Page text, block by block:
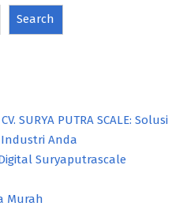
Search
SURYA PUTRA SCALE: Solusi
Anda
Suryaputrascale
Murah